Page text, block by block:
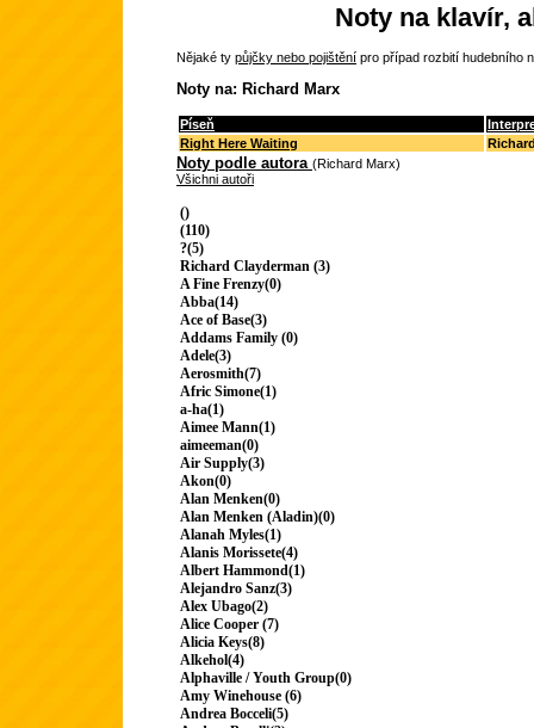
Noty na klavír,
Nějaké ty půjčky nebo pojištění pro případ rozbití hudebního
Noty na: Richard Marx
Píseň
Right Here Waiting
Noty podle autora (Richard Marx)
Všichni autoři
()
(110)
?(5)
Richard Clayderman (3)
A Fine Frenzy(0)
Abba(14)
Ace of Base(3)
Addams Family (0)
Adele(3)
Aerosmith(7)
Afric Simone(1)
a-ha(1)
Aimee Mann(1)
aimeeman(0)
Air Supply(3)
Akon(0)
Alan Menken(0)
Alan Menken (Aladin)(0)
Alanah Myles(1)
Alanis Morissete(4)
Albert Hammond(1)
Alejandro Sanz(3)
Alex Ubago(2)
Alice Cooper (7)
Alicia Keys(8)
Alkehol(4)
Alphaville / Youth Group(0)
Amy Winehouse (6)
Andrea Bocceli(5)